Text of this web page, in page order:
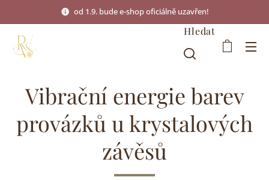
od 1.9. bude e-shop oficiálně uzavřen!
Hledat
Vibrační energie barev
provázků u krystalových
závěsů